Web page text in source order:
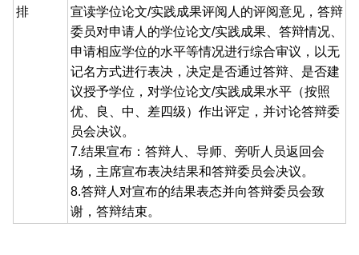
排
宣读学位论文/实践成果评阅人的评阅意见，答辩
委员对申请人的学位论文/实践成果、答辩情况、
申请相应学位的水平等情况进行综合审议，以无
记名方式进行表决，决定是否通过答辩、是否建
议授予学位，对学位论文/实践成果水平（按照
优、良、中、差四级）作出评定，并讨论答辩委
员会决议。
7.结果宣布：答辩人、导师、旁听人员返回会
场，主席宣布表决结果和答辩委员会决议。
8.答辩人对宣布的结果表态并向答辩委员会致
谢，答辩结束。